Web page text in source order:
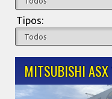
Tipos:
MITSUBISHI